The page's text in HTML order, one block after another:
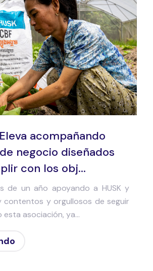
acompañando
negocio diseñados
con los obj...
de un año apoyando a HUSK y
contentos y orgullosos de seguir
asociación, ya...